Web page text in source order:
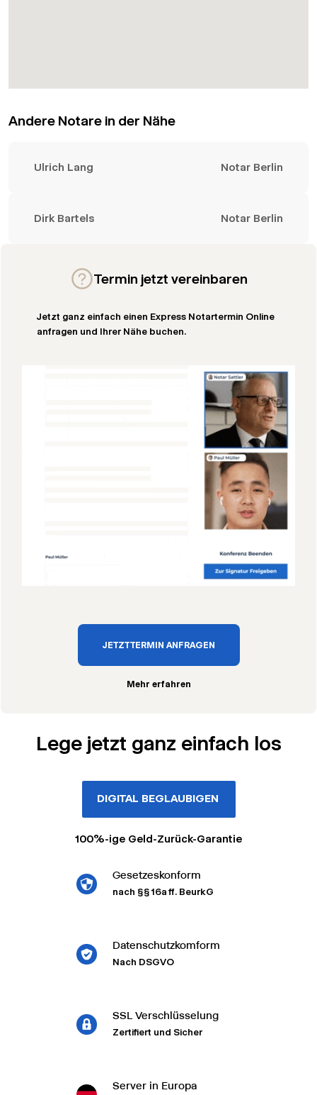
Andere Notare in der Nähe
Ulrich Lang Notar Berlin
Dirk Bartels Notar Berlin
Termin jetzt vereinbaren
Jetzt ganz einfach einen Express Notartermin Online
anfragen und Ihrer Nähe buchen.
JETZT TERMIN ANFRAGEN
Mehr erfahren
Lege jetzt ganz einfach los
DIGITAL BEGLAUBIGEN
100%-ige Geld-Zurück-Garantie
Gesetzeskonform
nach §§ 16a ff. BeurkG
Datenschutzkomform
Nach DSGVO
SSL Verschlüsselung
Zertifiert und Sicher
Server in Europa